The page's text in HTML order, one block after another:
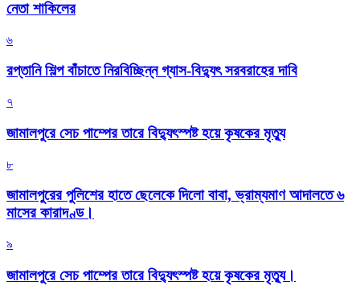
নেতা শাকিলের
৬
রপ্তানি শিল্প বাঁচাতে নিরবিচ্ছিন্ন গ্যাস-বিদ্যুৎ সরবরাহের দাবি
৭
জামালপুরে সেচ পাম্পের তারে বিদ্যুৎস্পষ্ট হয়ে কৃষকের মৃত্যু
৮
জামালপুরের পুলিশের হাতে ছেলেকে দিলো বাবা, ভ্রাম্যমাণ আদালতে ৬
মাসের কারাদণ্ড।
৯
জামালপুরে সেচ পাম্পের তারে বিদ্যুৎস্পষ্ট হয়ে কৃষকের মৃত্যু।